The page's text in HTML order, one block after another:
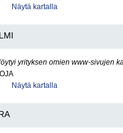
Näytä kartalla
yrityksen omien www-sivujen
Näytä kartalla